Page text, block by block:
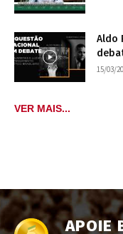
Aldo
15/03/
VER MAIS...
APOIE